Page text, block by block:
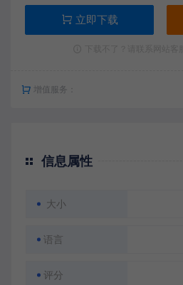
立即下载
增值服务：
信息属性
大小
语言
评分